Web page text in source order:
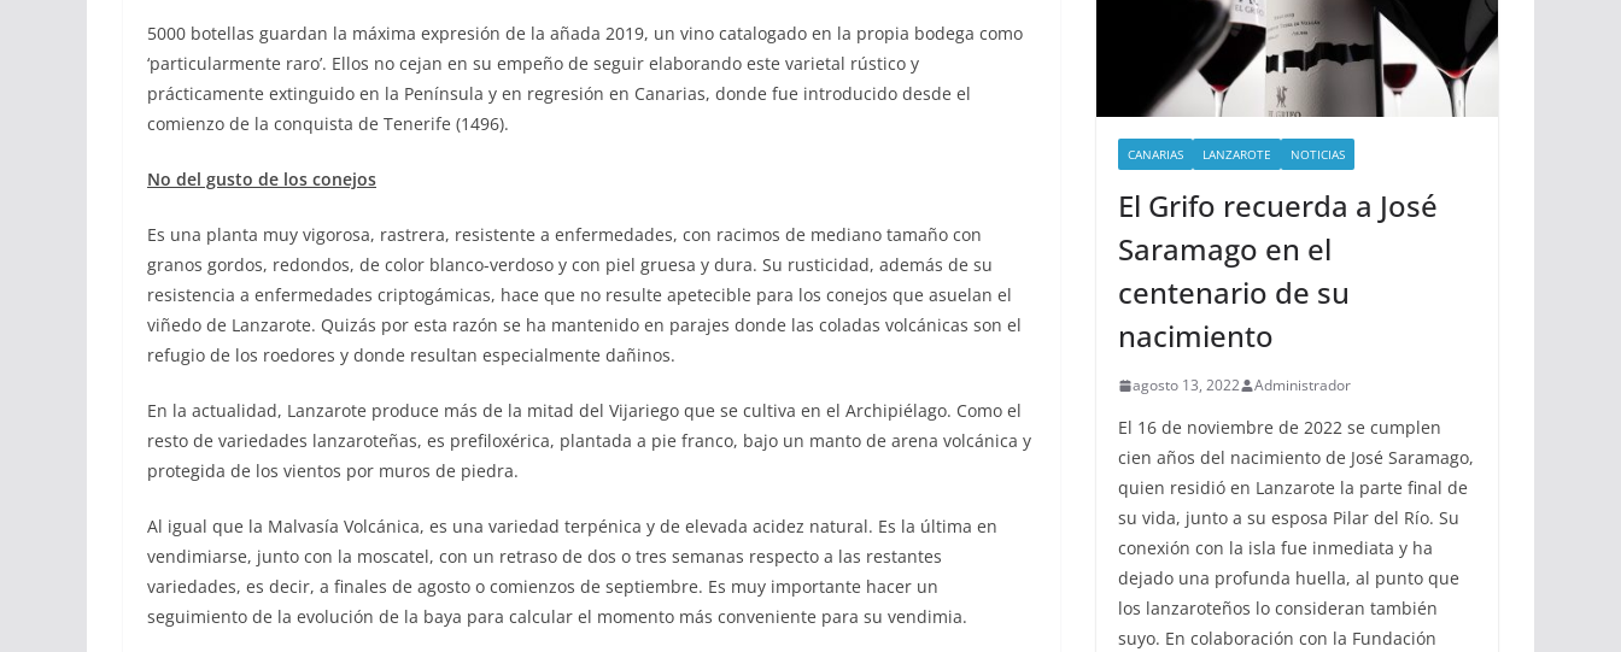
5000 botellas guardan la máxima expresión de la añada 2019, un vino catalogado en la propia bodega como
‘particularmente raro’. Ellos no cejan en su empeño de seguir elaborando este varietal rústico y
prácticamente extinguido en la Península y en regresión en Canarias, donde fue introducido desde el
comienzo de la conquista de Tenerife (1496).
No del gusto de los conejos
Es una planta muy vigorosa, rastrera, resistente a enfermedades, con racimos de mediano tamaño con
granos gordos, redondos, de color blanco-verdoso y con piel gruesa y dura. Su rusticidad, además de su
resistencia a enfermedades criptogámicas, hace que no resulte apetecible para los conejos que asuelan el
viñedo de Lanzarote. Quizás por esta razón se ha mantenido en parajes donde las coladas volcánicas son el
refugio de los roedores y donde resultan especialmente dañinos.
En la actualidad, Lanzarote produce más de la mitad del Vijariego que se cultiva en el Archipiélago. Como el
resto de variedades lanzaroteñas, es prefiloxérica, plantada a pie franco, bajo un manto de arena volcánica y
protegida de los vientos por muros de piedra.
Al igual que la Malvasía Volcánica, es una variedad terpénica y de elevada acidez natural. Es la última en
vendimiarse, junto con la moscatel, con un retraso de dos o tres semanas respecto a las restantes
variedades, es decir, a finales de agosto o comienzos de septiembre. Es muy importante hacer un
seguimiento de la evolución de la baya para calcular el momento más conveniente para su vendimia.
CANARIAS LANZAROTE NOTICIAS
El Grifo recuerda a José
Saramago en el
centenario de su
nacimiento
agosto 13, 2022 Administrador
El 16 de noviembre de 2022 se cumplen
cien años del nacimiento de José Saramago,
quien residió en Lanzarote la parte final de
su vida, junto a su esposa Pilar del Río. Su
conexión con la isla fue inmediata y ha
dejado una profunda huella, al punto que
los lanzaroteños lo consideran también
suyo. En colaboración con la Fundación